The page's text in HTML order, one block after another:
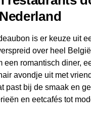
Zo geeft de Diner
ook een gezellig
is er keuze uit
over heel
een romantisch diner,
avondje uit met
past bij de smaak en
en eetcafés tot
locaties: er is voor